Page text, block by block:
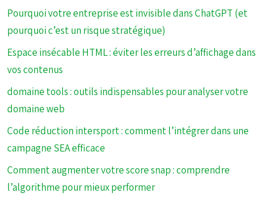
Pourquoi votre entreprise est invisible dans ChatGPT (et
pourquoi c’est un risque stratégique)
Espace insécable HTML : éviter les erreurs d’affichage dans
vos contenus
domaine tools : outils indispensables pour analyser votre
domaine web
Code réduction intersport : comment l’intégrer dans une
campagne SEA efficace
Comment augmenter votre score snap : comprendre
l’algorithme pour mieux performer